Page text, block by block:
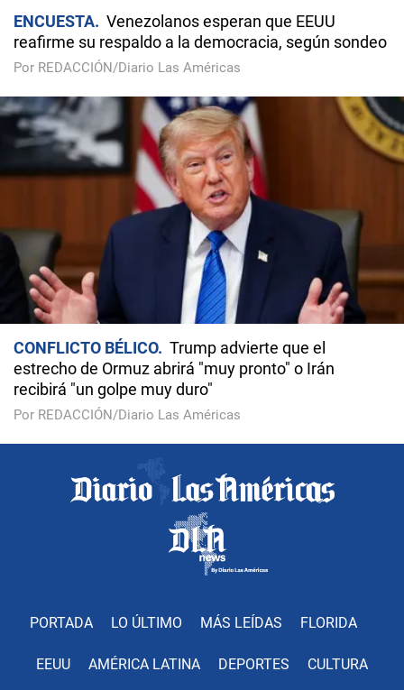
ENCUESTA
Venezolanos esperan que EEUU
reafirme su respaldo a la democracia, según sondeo
Por REDACCIÓN/Diario Las Américas
CONFLICTO BÉLICO
Trump advierte que el
estrecho de Ormuz abrirá "muy pronto" o Irán
recibirá "un golpe muy duro"
Por REDACCIÓN/Diario Las Américas
PORTADA LO ÚLTIMO MÁS LEÍDAS FLORIDA
EEUU AMÉRICA LATINA DEPORTES CULTURA